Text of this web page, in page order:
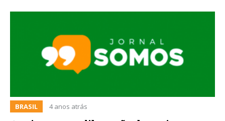
BRASIL 4 anos atrás